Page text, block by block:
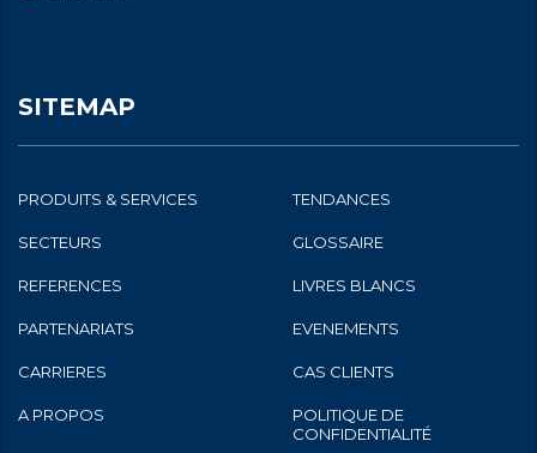
SITEMAP
PRODUITS & SERVICES TENDANCES
SECTEURS GLOSSAIRE
REFERENCES LIVRES BLANCS
PARTENARIATS EVENEMENTS
CARRIERES CAS CLIENTS
A PROPOS
POLITIQUE DE
CONFIDENTIALITÉ